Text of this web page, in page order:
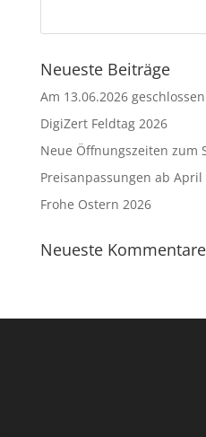
Neueste Beiträge
Am 13.06.2026 geschlossen
DigiZert Feldtag 2026
Neue Öffnungszeiten zum
Preisanpassungen ab April
Frohe Ostern 2026
Neueste Kommentare